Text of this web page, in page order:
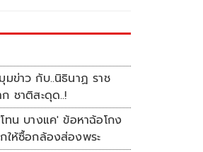
มข่าว กับ..นิธินาฏ ราช
ชาติสะดุด..!
ทน บางแค' ข้อหาฉ้อโกง
ให้ซื้อกล้องส่องพระ